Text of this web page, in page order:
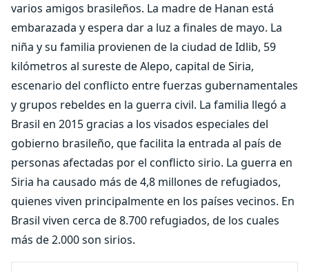
varios amigos brasileños. La madre de Hanan está
embarazada y espera dar a luz a finales de mayo. La
niña y su familia provienen de la ciudad de Idlib, 59
kilómetros al sureste de Alepo, capital de Siria,
escenario del conflicto entre fuerzas gubernamentales
y grupos rebeldes en la guerra civil. La familia llegó a
Brasil en 2015 gracias a los visados especiales del
gobierno brasileño, que facilita la entrada al país de
personas afectadas por el conflicto sirio. La guerra en
Siria ha causado más de 4,8 millones de refugiados,
quienes viven principalmente en los países vecinos. En
Brasil viven cerca de 8.700 refugiados, de los cuales
más de 2.000 son sirios.